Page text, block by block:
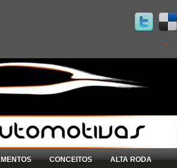
CONCEITOS ALTA RODA